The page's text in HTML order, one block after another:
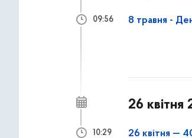
8 травня -
09:56
26 квітня
26 квітня —
10:29